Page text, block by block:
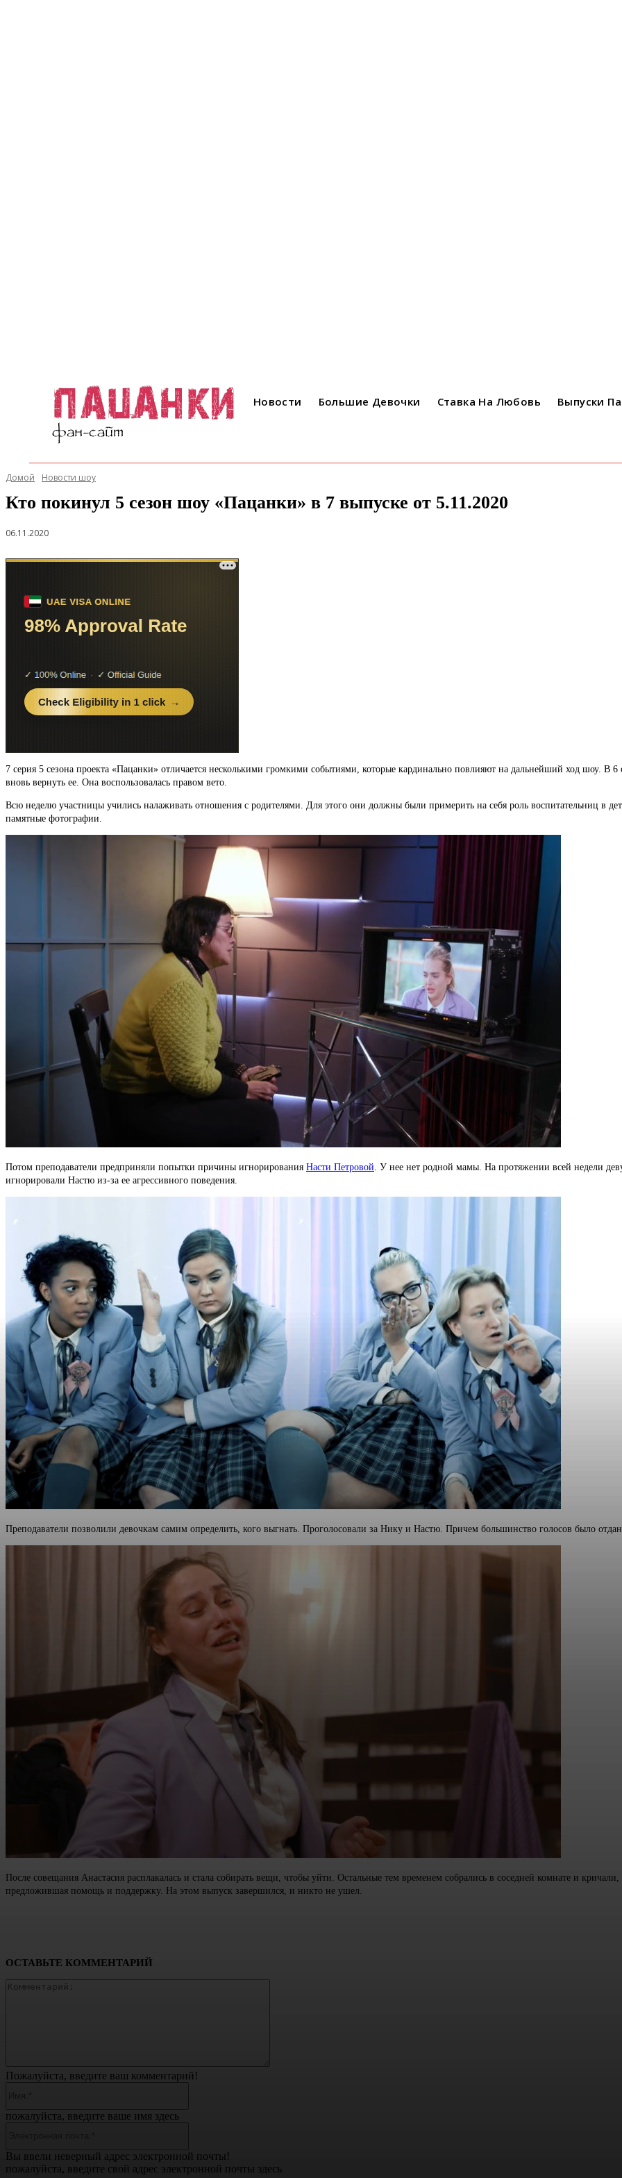
Новости Большие Девочки Ставка На Любовь Выпуски
Домой Новости шоу
Кто покинул 5 сезон шоу «Пацанки» в 7 выпуске от 5.11.2020
06.11.2020
7 серия 5 сезона проекта «Пацанки» отличается несколькими громкими событиями, которые кардинально повлияют на дальнейший ход шоу. В 6
вновь вернуть ее. Она воспользовалась правом вето.
Всю неделю участницы учились налаживать отношения с родителями. Для этого они должны были примерить на себя роль воспитательниц в
памятные фотографии.
Потом преподаватели предприняли попытки причины игнорирования Насти Петровой . У нее нет родной мамы. На протяжении всей недели
игнорировали Настю из-за ее агрессивного поведения.
Преподаватели позволили девочкам самим определить, кого выгнать. Проголосовали за Нику и Настю. Причем большинство голосов было
После совещания Анастасия расплакалась и стала собирать вещи, чтобы уйти. Остальные тем временем собрались в соседней комнате и
предложившая помощь и поддержку. На этом выпуск завершился, и никто не ушел.
ОСТАВЬТЕ КОММЕНТАРИЙ
Пожалуйста, введите ваш комментарий!
пожалуйста, введите ваше имя здесь
Вы ввели неверный адрес электронной почты!
пожалуйста, введите свой адрес электронной почты здесь